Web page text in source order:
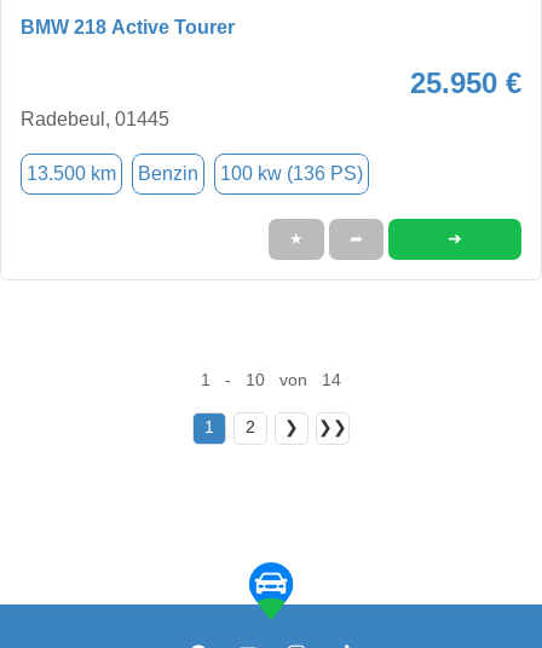
BMW 218 Active Tourer
25.950 €
Radebeul, 01445
13.500 km Benzin 100 kw (136 PS)
★ ➦ ➜
1 - 10 von 14
1 2 ❯ ❯❯